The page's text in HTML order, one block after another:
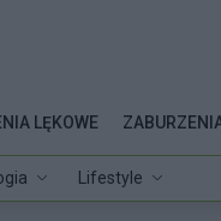
Lifestyle
LĘKOWE